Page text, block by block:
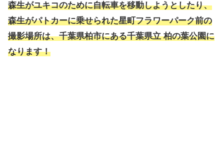
森生がユキコのために自転車を移動しようとしたり、
森生がパトカーに乗せられた星町フラワーパーク前の
撮影場所は、千葉県柏市にある千葉県立 柏の葉公園に
なります！